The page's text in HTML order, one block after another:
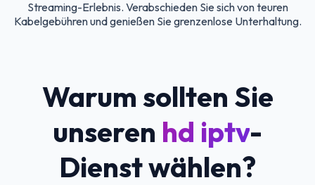
Streaming-Erlebnis. Verabschieden Sie sich von teuren
Kabelgebühren und genießen Sie grenzenlose Unterhaltung.
Warum sollten Sie
unseren hd iptv-
Dienst wählen?